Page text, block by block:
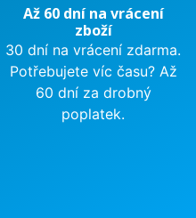
Až 60 dní na vrácení
zboží
30 dní na vrácení zdarma.
Potřebujete víc času? Až
60 dní za drobný
poplatek.